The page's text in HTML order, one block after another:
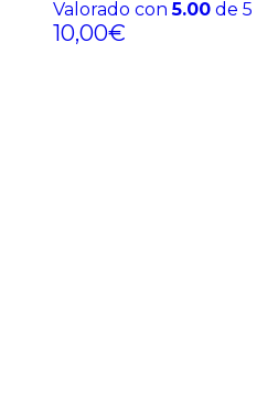
Valorado con5.00 de 5
10,00€